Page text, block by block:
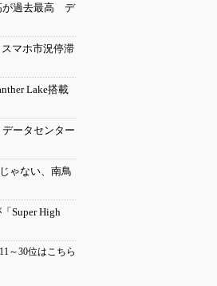
が過去最高 デ
マホ市況停滞
Lake搭載
ータセンター
ゃない、南鳥
Super High
11～30位はこちら